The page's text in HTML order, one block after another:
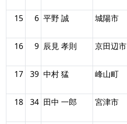
15
6 平野 誠 城陽市
16
9 辰見 孝則 京田辺市
17
39 中村 猛 峰山町
18
34 田中 一郎 宮津市